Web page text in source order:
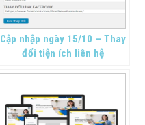
Cập nhập ngày 15/10 – Thay
đổi tiện ích liên hệ